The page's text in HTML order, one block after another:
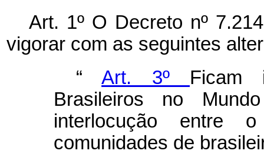
Art. 1º O Decreto nº
vigorar com as seguintes
“Art. 3º Ficam
Brasileiros no
interlocução entre
comunidades de